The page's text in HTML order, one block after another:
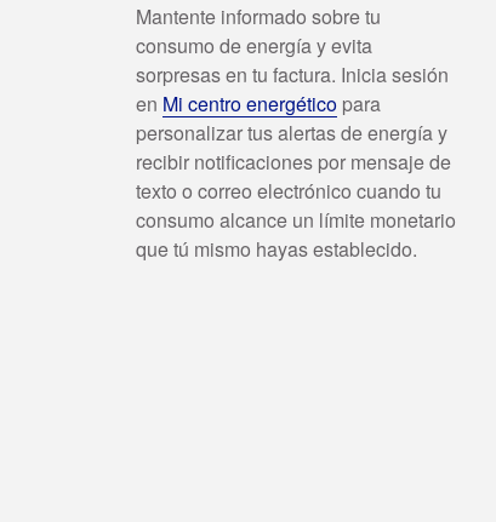
Mantente informado sobre tu
consumo de energía y evita
sorpresas en tu factura. Inicia sesión
en Mi centro energético para
personalizar tus alertas de energía y
recibir notificaciones por mensaje de
texto o correo electrónico cuando tu
consumo alcance un límite monetario
que tú mismo hayas establecido.